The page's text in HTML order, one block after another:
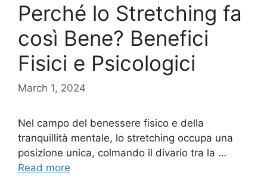
Perché lo Stretching fa
così Bene? Benefici
Fisici e Psicologici
March 1, 2024
Nel campo del benessere fisico e della
tranquillità mentale, lo stretching occupa una
posizione unica, colmando il divario tra la …
Read more